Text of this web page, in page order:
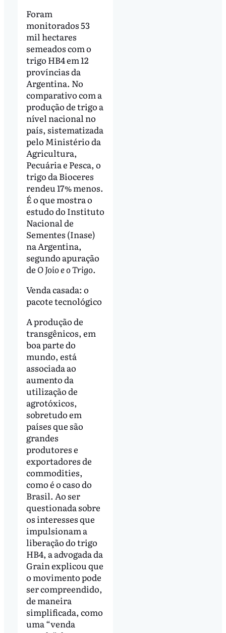
Foram
monitorados 53
mil hectares
semeados com o
trigo HB4 em 12
províncias da
Argentina. No
comparativo com a
produção de trigo a
nível nacional no
país, sistematizada
pelo Ministério da
Agricultura,
Pecuária e Pesca, o
trigo da Bioceres
rendeu 17% menos.
É o que mostra o
estudo do Instituto
Nacional de
Sementes (Inase)
na Argentina,
segundo apuração
de O Joio e o Trigo.
Venda casada: o
pacote tecnológico
A produção de
transgênicos, em
boa parte do
mundo, está
associada ao
aumento da
utilização de
agrotóxicos,
sobretudo em
países que são
grandes
produtores e
exportadores de
commodities,
como é o caso do
Brasil. Ao ser
questionada sobre
os interesses que
impulsionam a
liberação do trigo
HB4, a advogada da
Grain explicou que
o movimento pode
ser compreendido,
de maneira
simplificada, como
uma “venda